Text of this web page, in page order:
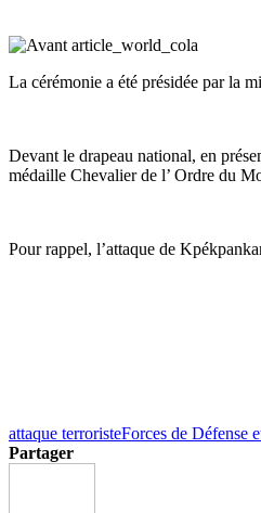
La cérémonie a été présidée par la
Devant le drapeau national, en
médaille Chevalier de l’ Ordre du
Pour rappel, l’attaque de
attaque terroristeForces de Défense
Partager